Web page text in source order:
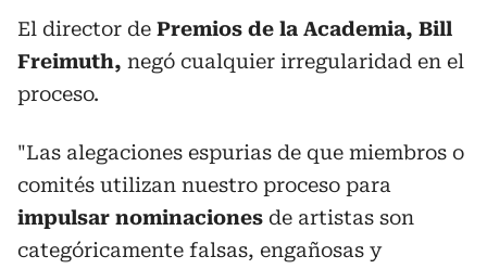
El director de Premios de la Academia, Bill
Freimuth, negó cualquier irregularidad en el
proceso.
"Las alegaciones espurias de que miembros o
comités utilizan nuestro proceso para
impulsar nominaciones de artistas son
categóricamente falsas, engañosas y